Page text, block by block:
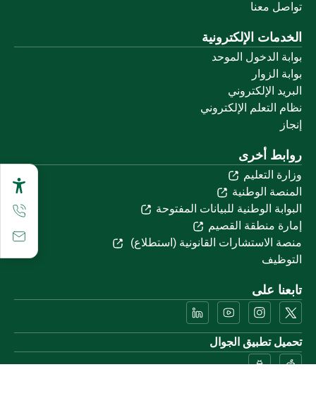
تواصل معنا
الخدمات الإلكترونية
بوابة الدخول الموحد
بوابة الزوار
البريد الإلكتروني
نظام التعلم الإلكتروني
إنجاز
روابط أخرى
وزارة التعليم
المنصة الوطنية
البوابة الوطنية للبيانات المفتوحة
إمارة منطقة القصيم
منصة الاستشارات القانونية (استطلاع)
التوظيف
تابعنا على
تحميل تطبيق الجوال